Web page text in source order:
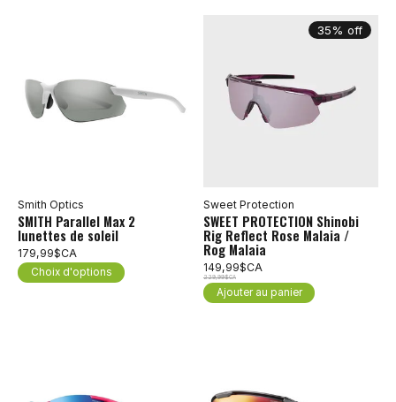
Smith Optics
SMITH Parallel Max 2
lunettes de soleil
179,99$CA
Choix d'options
35% off
Sweet Protection
SWEET PROTECTION Shinobi
Rig Reflect Rose Malaia /
Rog Malaia
149,99$CA
229,99$CA
Ajouter au panier